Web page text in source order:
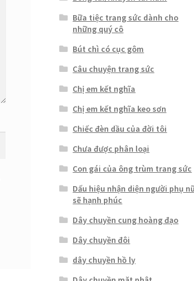
Bữa tiệc trang sức dành cho
những quý cô
Bút chì có cục gôm
Câu chuyện trang sức
Chị em kết nghĩa
Chị em kết nghĩa keo sơn
Chiếc đèn dầu của đời tôi
Chưa được phân loại
Con gái của ông trùm trang sức
Dấu hiệu nhận diện người phụ
sẽ hạnh phúc
Dây chuyền cung hoàng đạo
Dây chuyền đôi
dây chuyền hồ ly